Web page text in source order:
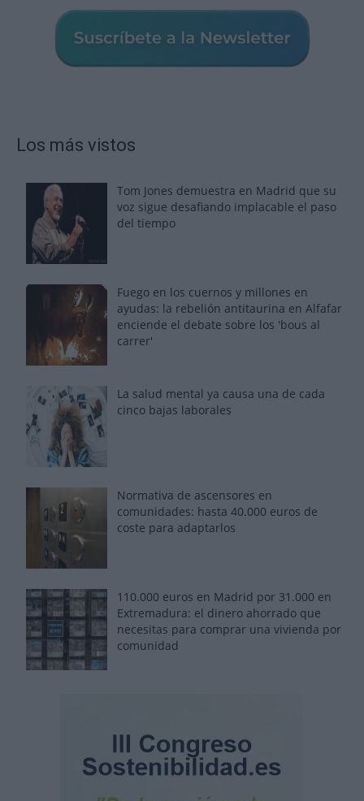
Los más vistos
Tom Jones demuestra en Madrid que su
voz sigue desafiando implacable el paso
del tiempo
Fuego en los cuernos y millones en
ayudas: la rebelión antitaurina en Alfafar
enciende el debate sobre los 'bous al
carrer'
La salud mental ya causa una de cada
cinco bajas laborales
Normativa de ascensores en
comunidades: hasta 40.000 euros de
coste para adaptarlos
110.000 euros en Madrid por 31.000 en
Extremadura: el dinero ahorrado que
necesitas para comprar una vivienda por
comunidad